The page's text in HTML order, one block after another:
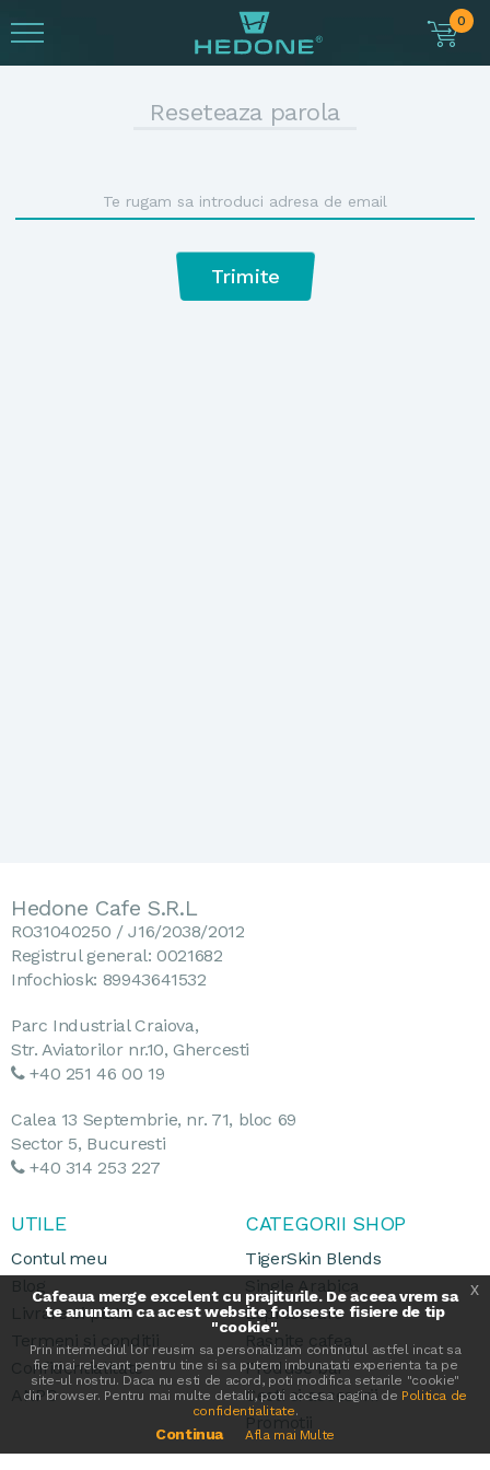
0
Reseteaza parola
Trimite
Hedone Cafe S.R.L
RO31040250 / J16/2038/2012
Registrul general: 0021682
Infochiosk: 89943641532
Parc Industrial Craiova,
Str. Aviatorilor nr.10, Ghercesti
+40 251 46 00 19
Calea 13 Septembrie, nr. 71, bloc 69
Sector 5, Bucuresti
+40 314 253 227
UTILE
Contul meu
Livrare si plata
Termeni si conditii
Confidentialitate
ANPC
CATEGORII SHOP
TigerSkin Blends
Single Arabica
Espressoare
Rasnite cafea
Produse bar
Cesti si accesorii
Promotii
Cafeaua merge excelent cu prajiturile. De aceea vrem sa
te anuntam ca acest website foloseste fisiere de tip
"cookie".
Prin intermediul lor reusim sa personalizam continutul astfel incat sa
fie mai relevant pentru tine si sa putem imbunatati experienta ta pe
site-ul nostru. Daca nu esti de acord, poti modifica setarile "cookie"
din browser. Pentru mai multe detalii, poti accesa pagina de Politica de
confidentialitate.
Continua Afla mai Multe
x